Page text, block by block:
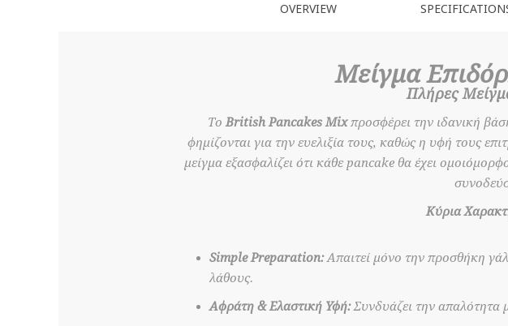
OVERVIEW
Μείγμα
Πλήρες
ΤοBritish Pancakes Mixπροσφέρει την ιδανική
φημίζονται για την ευελιξία τους, καθώς η υφή τους
μείγμα εξασφαλίζει ότι κάθε pancake θα έχει
Κύρια
Simple Preparation:Απαιτεί μόνο την προσθήκη
λάθους.
Αφράτη & Ελαστική Υφή:Συνδυάζει την απαλότητα